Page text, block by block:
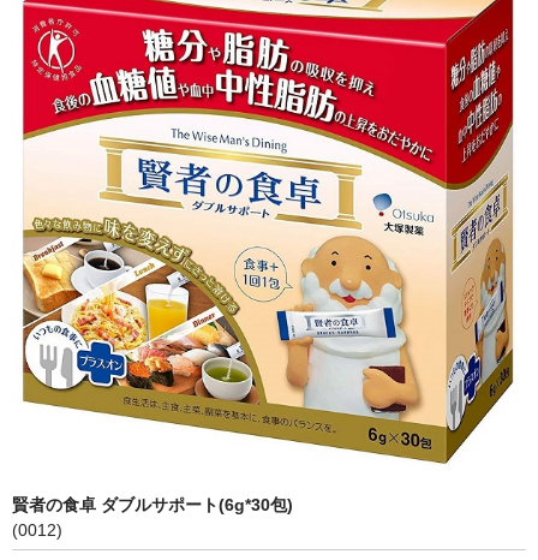
カート
メンバー
賢者の食卓 ダブルサポート(6g*30包)
(0012)